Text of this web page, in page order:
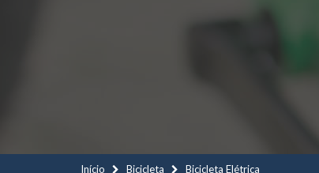
Início Bicicleta Bicicleta Elétrica